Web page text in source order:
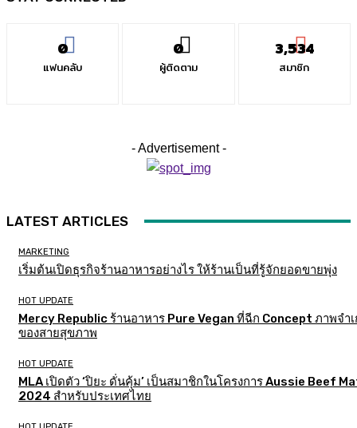
0
แฟนคลับ
0
ผู้ติดตาม
3,534
สมาชิก
- Advertisement -
LATEST ARTICLES
MARKETING
เริ่มต้นเปิดธุรกิจร้านอาหารอย่างไร ให้ร้านเป็นที่รู้จักยอดขายพุ่ง
HOT UPDATE
Mercy Republic ร้านอาหาร Pure Vegan ที่ฉีก Concept ภาพจำเ
ของสายสุขภาพ
HOT UPDATE
MLA เปิดตัว ‘ปิยะ ดั่นคุ้ม’ เป็นสมาชิกในโครงการ Aussie Beef
2024 สำหรับประเทศไทย